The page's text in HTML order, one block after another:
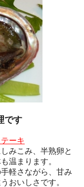
です
ーキ
みこみ、半熟卵と
温まります。
軽さながら、甘み
おいしさです。